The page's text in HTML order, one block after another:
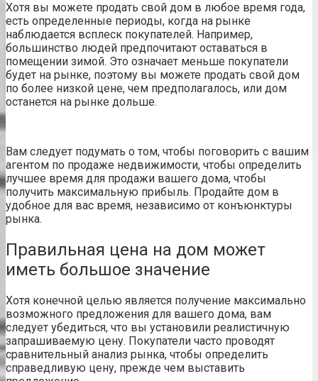
Хотя вы можете продать свой дом в любое время года,
есть определенные периоды, когда на рынке
наблюдается всплеск покупателей. Например,
большинство людей предпочитают оставаться в
помещении зимой. Это означает меньше покупатели
будет на рынке, поэтому вы можете продать свой дом
по более низкой цене, чем предполагалось, или дом
останется на рынке дольше.
Вам следует подумать о том, чтобы поговорить с вашим
агентом по продаже недвижимости, чтобы определить
лучшее время для продажи вашего дома, чтобы
получить максимальную прибыль. Продайте дом в
удобное для вас время, независимо от конъюнктуры
рынка.
Правильная цена на дом может
иметь большое значение
Хотя конечной целью является получение максимально
возможного предложения для вашего дома, вам
следует убедиться, что вы установили реалистичную
запрашиваемую цену. Покупатели часто проводят
сравнительный анализ рынка, чтобы определить
справедливую цену, прежде чем выставить